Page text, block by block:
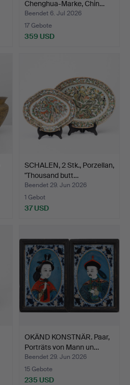
Chenghua-Marke, Chin…
Beendet 6. Jul 2026
17 Gebote
359 USD
SCHALEN, 2 Stk., Porzellan,
"Thousand butt…
Beendet 29. Jun 2026
1 Gebot
37 USD
OKÄND KONSTNÄR. Paar,
Porträts von Mann un…
Beendet 29. Jun 2026
15 Gebote
235 USD